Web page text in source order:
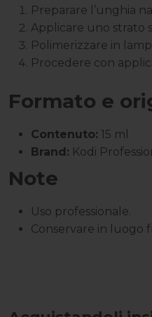
Preparare l’unghia
Applicare uno strato
Polimerizzare in
Procedere con
Formato e
Contenuto: 15 ml
Brand: Kodi
Note
Uso professionale.
Conservare in luogo